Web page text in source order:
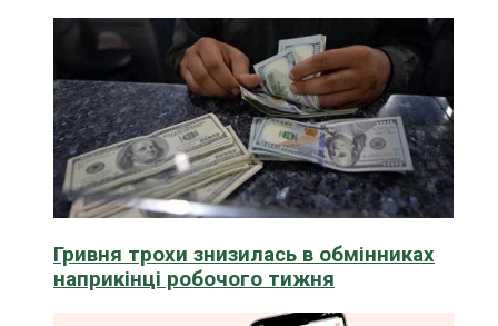
Гривня трохи знизилась в обмінниках
наприкінці робочого тижня